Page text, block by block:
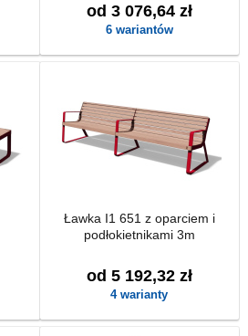
od 3 076,64 zł
6 wariantów
Ławka I1 651 z oparciem i
podłokietnikami 3m
od 5 192,32 zł
4 warianty